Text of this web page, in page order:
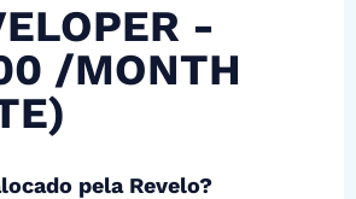
-
/MONTH
pela Revelo?